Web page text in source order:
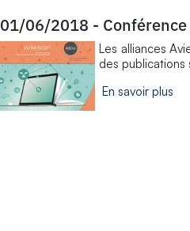
01/06/2018 -
Les alliances
des publications
En savoir plus